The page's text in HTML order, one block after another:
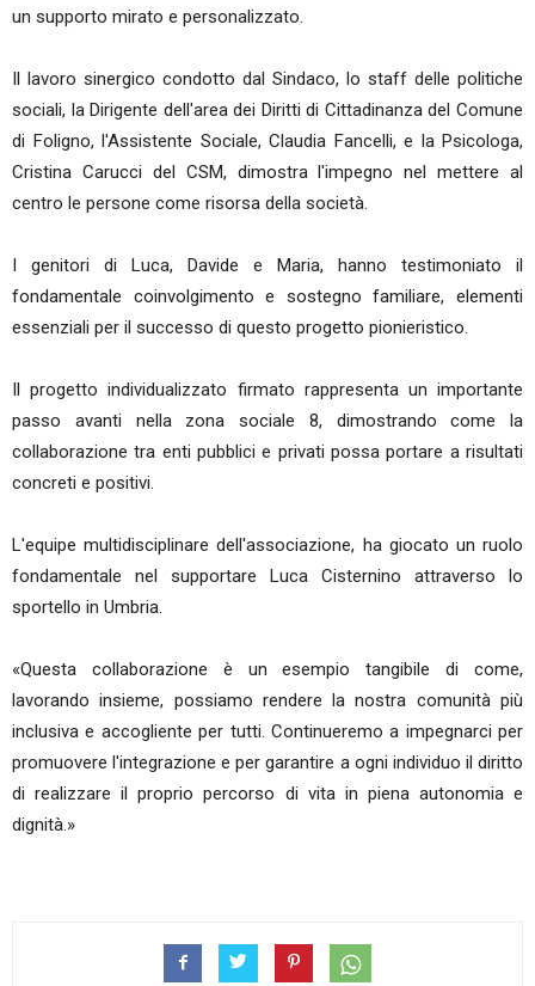
un supporto mirato e personalizzato.
Il lavoro sinergico condotto dal Sindaco, lo staff delle politiche
sociali, la Dirigente dell'area dei Diritti di Cittadinanza del Comune
di Foligno, l'Assistente Sociale, Claudia Fancelli, e la Psicologa,
Cristina Carucci del CSM, dimostra l'impegno nel mettere al
centro le persone come risorsa della società.
I genitori di Luca, Davide e Maria, hanno testimoniato il
fondamentale coinvolgimento e sostegno familiare, elementi
essenziali per il successo di questo progetto pionieristico.
Il progetto individualizzato firmato rappresenta un importante
passo avanti nella zona sociale 8, dimostrando come la
collaborazione tra enti pubblici e privati possa portare a risultati
concreti e positivi.
L'equipe multidisciplinare dell'associazione, ha giocato un ruolo
fondamentale nel supportare Luca Cisternino attraverso lo
sportello in Umbria.
«Questa collaborazione è un esempio tangibile di come,
lavorando insieme, possiamo rendere la nostra comunità più
inclusiva e accogliente per tutti. Continueremo a impegnarci per
promuovere l'integrazione e per garantire a ogni individuo il diritto
di realizzare il proprio percorso di vita in piena autonomia e
dignità.»